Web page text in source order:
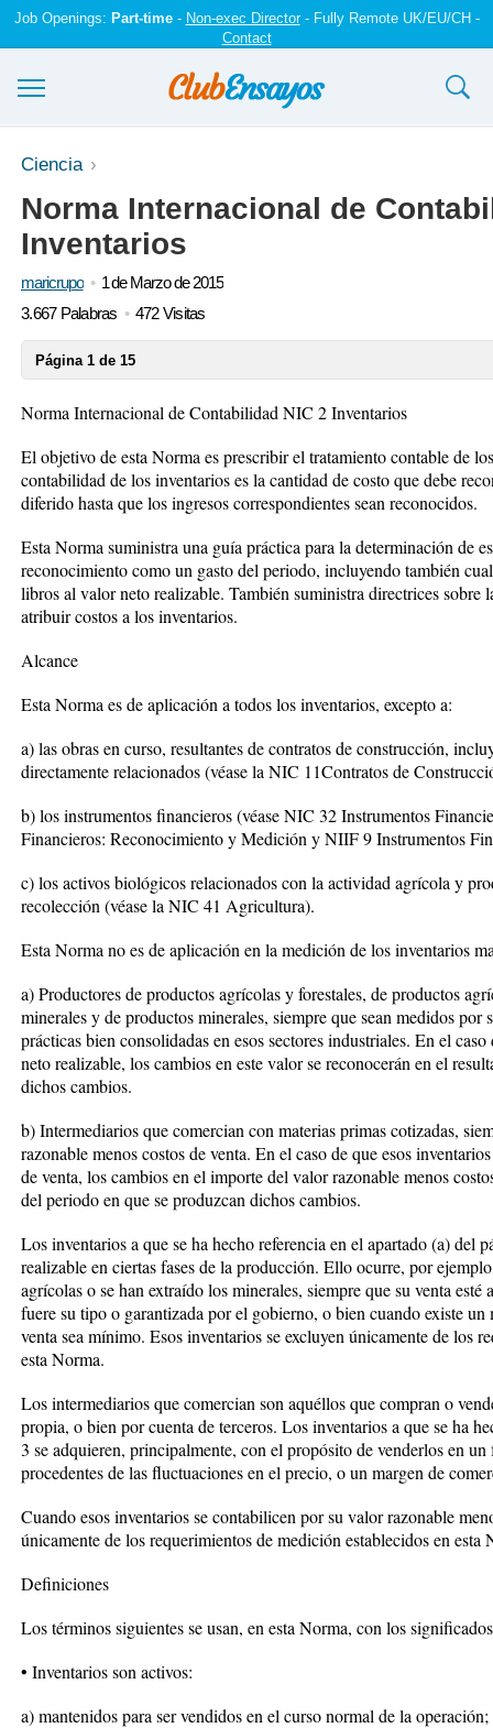
Job Openings: Part-time- Non-exec Director- Fully Remote UK/EU/CH -
Contact
Ensayos y trabajos
Registrarse
Iniciar sesión
Ciencia
Norma Internacional de
Inventarios
maricrupo
1 de Marzo de 2015
3.667 Palabras
472 Visitas
Página 1 de 15
Norma Internacional de Contabilidad NIC 2 Inventarios
El objetivo de esta Norma es prescribir el tratamiento contable de
contabilidad de los inventarios es la cantidad de costo que debe
diferido hasta que los ingresos correspondientes sean reconocidos.
Esta Norma suministra una guía práctica para la determinación de
reconocimiento como un gasto del periodo, incluyendo también
libros al valor neto realizable. También suministra directrices sobre
atribuir costos a los inventarios.
Alcance
Esta Norma es de aplicación a todos los inventarios, excepto a:
a) las obras en curso, resultantes de contratos de construcción,
directamente relacionados (véase la NIC 11Contratos de
b) los instrumentos financieros (véase NIC 32 Instrumentos
Financieros: Reconocimiento y Medición y NIIF 9 Instrumentos
c) los activos biológicos relacionados con la actividad agrícola y
recolección (véase la NIC 41 Agricultura).
Esta Norma no es de aplicación en la medición de los inventarios
a) Productores de productos agrícolas y forestales, de productos
minerales y de productos minerales, siempre que sean medidos
prácticas bien consolidadas en esos sectores industriales. En el
neto realizable, los cambios en este valor se reconocerán en el
dichos cambios.
b) Intermediarios que comercian con materias primas cotizadas,
razonable menos costos de venta. En el caso de que esos
de venta, los cambios en el importe del valor razonable menos
del periodo en que se produzcan dichos cambios.
Los inventarios a que se ha hecho referencia en el apartado (a) del
realizable en ciertas fases de la producción. Ello ocurre, por
agrícolas o se han extraído los minerales, siempre que su venta
fuere su tipo o garantizada por el gobierno, o bien cuando existe
venta sea mínimo. Esos inventarios se excluyen únicamente de los
esta Norma.
Los intermediarios que comercian son aquéllos que compran o
propia, o bien por cuenta de terceros. Los inventarios a que se ha
3 se adquieren, principalmente, con el propósito de venderlos en
procedentes de las fluctuaciones en el precio, o un margen de
Cuando esos inventarios se contabilicen por su valor razonable
únicamente de los requerimientos de medición establecidos en esta
Definiciones
Los términos siguientes se usan, en esta Norma, con los
• Inventarios son activos:
a) mantenidos para ser vendidos en el curso normal de la operación;